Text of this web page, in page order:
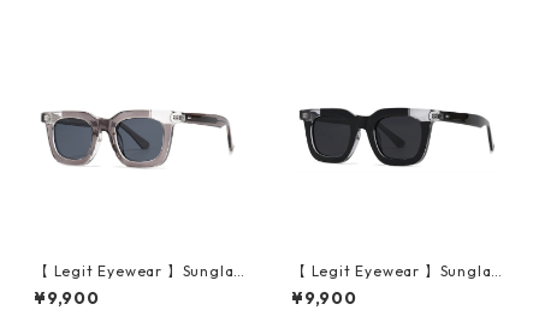
【 Legit Eyewear 】Sunglas
ses Konoe (Clear Grey/Gre
y)
¥9,900
【 Legit Eyewear 】Sunglas
ses Konoe (Black Clear/Gre
y)
¥9,900